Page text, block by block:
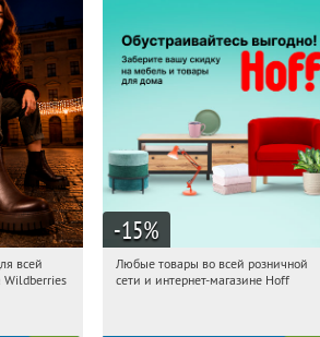
всей
Wildberries
-15%
08:50:21 Получили:
Любые товары во всей розничной
сети и интернет-магазине Hoff